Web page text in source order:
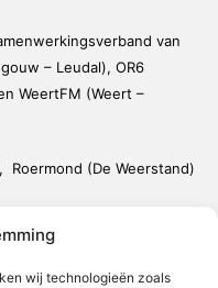
wij technologieën zoals
van
– Leudal), OR6
WeertFM (Weert –
Roermond (De Weerstand)